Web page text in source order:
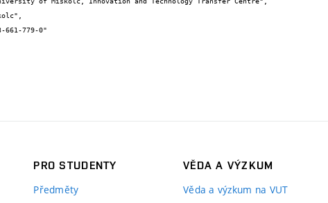
PRO STUDENTY
Předměty
VĚDA A VÝZKUM
Věda a výzkum na VUT